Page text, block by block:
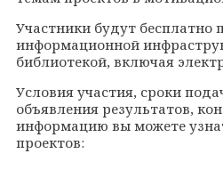
Участники будут бесплатно
информационной
библиотекой, включая
Условия участия, сроки
объявления результатов,
информацию вы можете
проектов: